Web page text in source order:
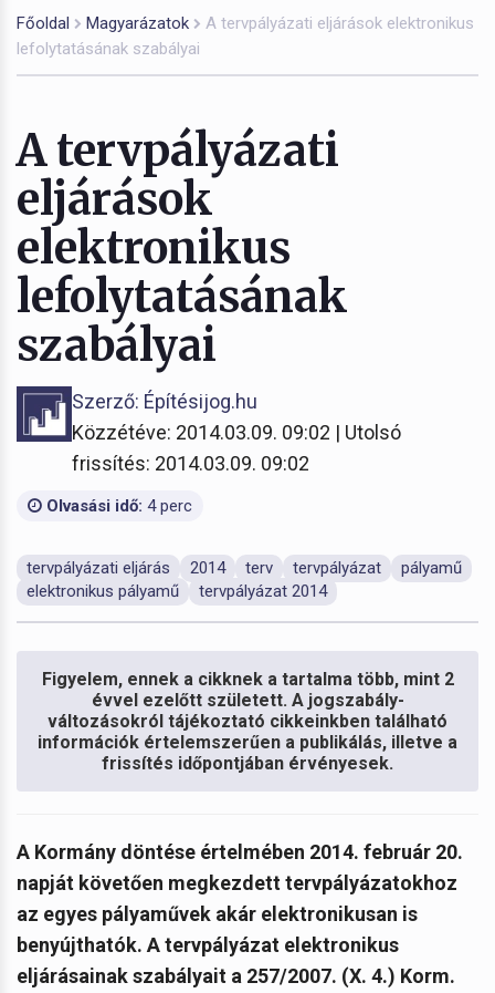
Főoldal Magyarázatok
A tervpályázati eljárások elektronikus
lefolytatásának szabályai
A tervpályázati
eljárások
elektronikus
lefolytatásának
szabályai
Szerző: Építésijog.hu
Közzétéve: 2014.03.09. 09:02 | Utolsó
frissítés: 2014.03.09. 09:02
Olvasási idő: 4 perc
tervpályázati eljárás 2014 terv tervpályázat
pályamű
elektronikus pályamű
tervpályázat 2014
Figyelem, ennek a cikknek a tartalma több, mint 2
évvel ezelőtt született. A jogszabály-
változásokról tájékoztató cikkeinkben található
információk értelemszerűen a publikálás, illetve a
frissítés időpontjában érvényesek.
A Kormány döntése értelmében 2014. február 20.
napját követően megkezdett tervpályázatokhoz
az egyes pályaművek akár elektronikusan is
benyújthatók. A tervpályázat elektronikus
eljárásainak szabályait a 257/2007. (X. 4.) Korm.